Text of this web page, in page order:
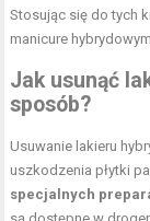
Stosując się do tych
manicure
Jak usunąć
sposób?
Usuwanie lakieru
uszkodzenia płytki
specjalnych